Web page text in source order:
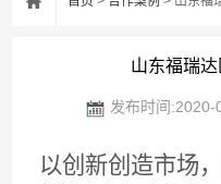
山东福瑞
发布时间:2020-
以创新创造市场